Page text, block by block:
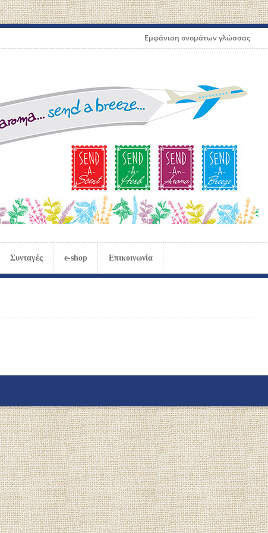
Εμφάνιση ονομάτων γλώσσας
Συνταγές e-shop Επικοινωνία